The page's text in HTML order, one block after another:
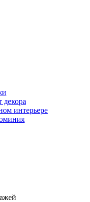
декора
интерьере